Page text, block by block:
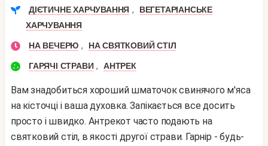
ДІЄТИЧНЕ ХАРЧУВАННЯ ,
ВЕГЕТАРІАНСЬКЕ
ХАРЧУВАННЯ
НА ВЕЧЕРЮ , НА СВЯТКОВИЙ СТІЛ
ГАРЯЧІ СТРАВИ , АНТРЕК
Вам знадобиться хороший шматочок свинячого м'яса
на кісточці і ваша духовка. Запікається все досить
просто і швидко. Антрекот часто подають на
святковий стіл, в якості другої страви. Гарнір - будь-